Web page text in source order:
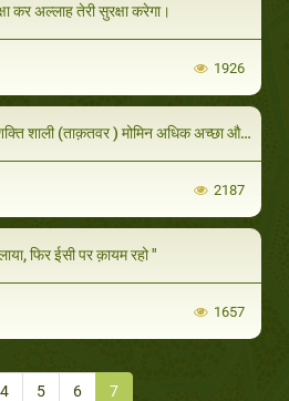
कर अल्लाह तेरी सुरक्षा करेगा।
1926
) मोमिन अधिक अच्छा और अल्लाह को अधिक प्रिय है रहो "
2187
फिर ईसी पर क़ायम रहो "
1657
4 5 6 7